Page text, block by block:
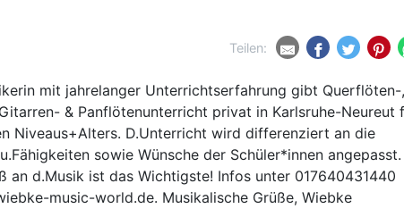
Teilen:
mit jahrelanger Unterrichtserfahrung gibt Querflöten-,
& Panflötenunterricht privat in Karlsruhe-Neureut
Niveaus+Alters. D.Unterricht wird differenziert an die
sowie Wünsche der Schüler*innen angepasst.
an d.Musik ist das Wichtigste! Infos unter 017640431440
music-world.de. Musikalische Grüße, Wiebke